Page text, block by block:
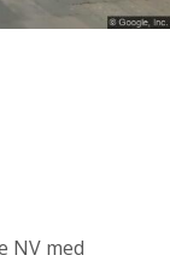
NV med